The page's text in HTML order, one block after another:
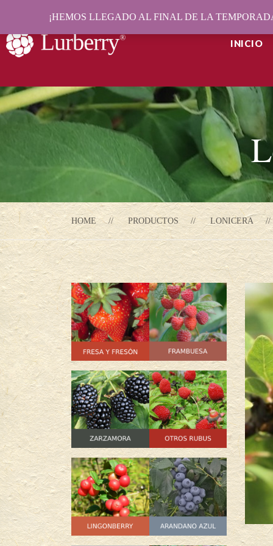
INICIO
HOME PRODUCTOS LONICERA
¡HEMOS LLEGADO AL FINAL DE LA